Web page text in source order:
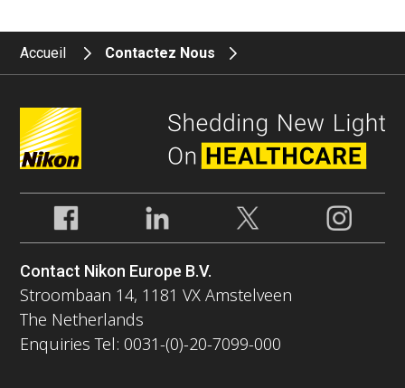
Accueil Contactez Nous
Contact Nikon Europe B.V.
Stroombaan 14, 1181 VX Amstelveen
The Netherlands
Enquiries Tel: 0031-(0)-20-7099-000